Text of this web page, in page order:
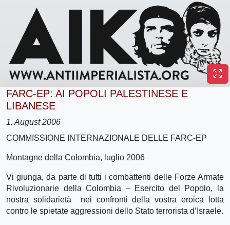
FARC-EP: AI POPOLI PALESTINESE E
LIBANESE
1. August 2006
COMMISSIONE INTERNAZIONALE DELLE FARC-EP
Montagne della Colombia, luglio 2006
Vi giunga, da parte di tutti i combattenti delle Forze Armate
Rivoluzionarie della Colombia – Esercito del Popolo, la
nostra solidarietà nei confronti della vostra eroica lotta
contro le spietate aggressioni dello Stato terrorista d’Israele.